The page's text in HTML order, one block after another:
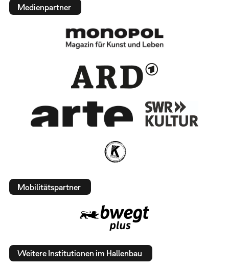
Medienpartner
Mobilitätspartner
Weitere Institutionen im Hallenbau